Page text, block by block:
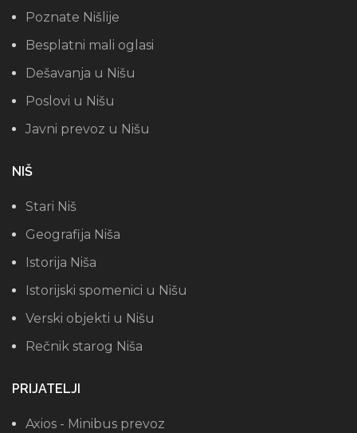
Poznate Nišlije
Besplatni mali oglasi
Dešavanja u Nišu
Poslovi u Nišu
Javni prevoz u Nišu
NIŠ
Stari Niš
Geografija Niša
Istorija Niša
Istorijski spomenici u Nišu
Verski objekti u Nišu
Rečnik starog Niša
PRIJATELJI
Axios - Minibus prevoz